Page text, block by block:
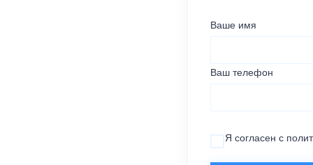
Ваше имя
Ваш телефон
Я согласен с